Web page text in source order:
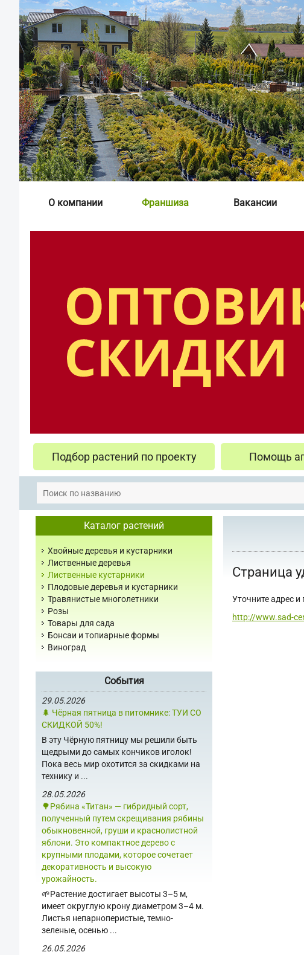
О компании Франшиза Вакансии
Подбор растений по проекту Помощь
Каталог растений
Хвойные деревья и кустарники
Лиственные деревья
Лиственные кустарники
Плодовые деревья и кустарники
Травянистые многолетники
Розы
Товары для сада
Бонсаи и топиарные формы
Виноград
События
29.05.2026
🌲 Чёрная пятница в питомнике: ТУИ СО
СКИДКОЙ 50%!
В эту Чёрную пятницу мы решили быть
щедрыми до самых кончиков иголок!
Пока весь мир охотится за скидками на
технику и ...
28.05.2026
🌳Рябина «Титан» — гибридный сорт,
полученный путем скрещивания рябины
обыкновенной, груши и краснолистной
яблони. Это компактное дерево с
крупными плодами, которое сочетает
декоративность и высокую
урожайность.
🌱Растение достигает высоты 3–5 м,
имеет округлую крону диаметром 3–4 м.
Листья непарноперистые, темно-
зеленые, осенью ...
26.05.2026
Страница
Уточните адрес и
http://www.sad-